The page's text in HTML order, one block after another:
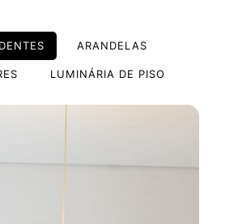
ARANDELAS
LUMINÁRIA DE PISO